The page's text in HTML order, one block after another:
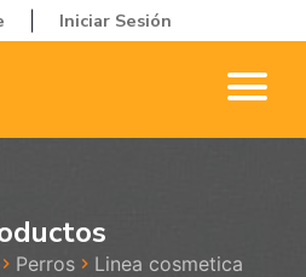
Iniciar Sesión
Perros Linea cosmetica